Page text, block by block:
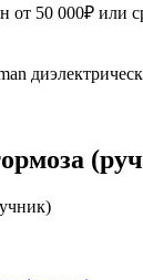
50 000₽ или